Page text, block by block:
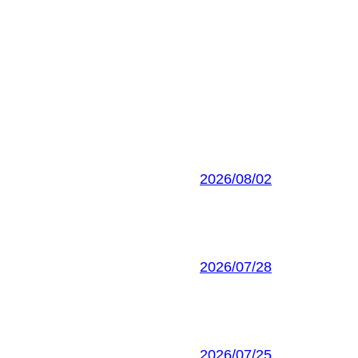
2026/08/02
2026/07/28